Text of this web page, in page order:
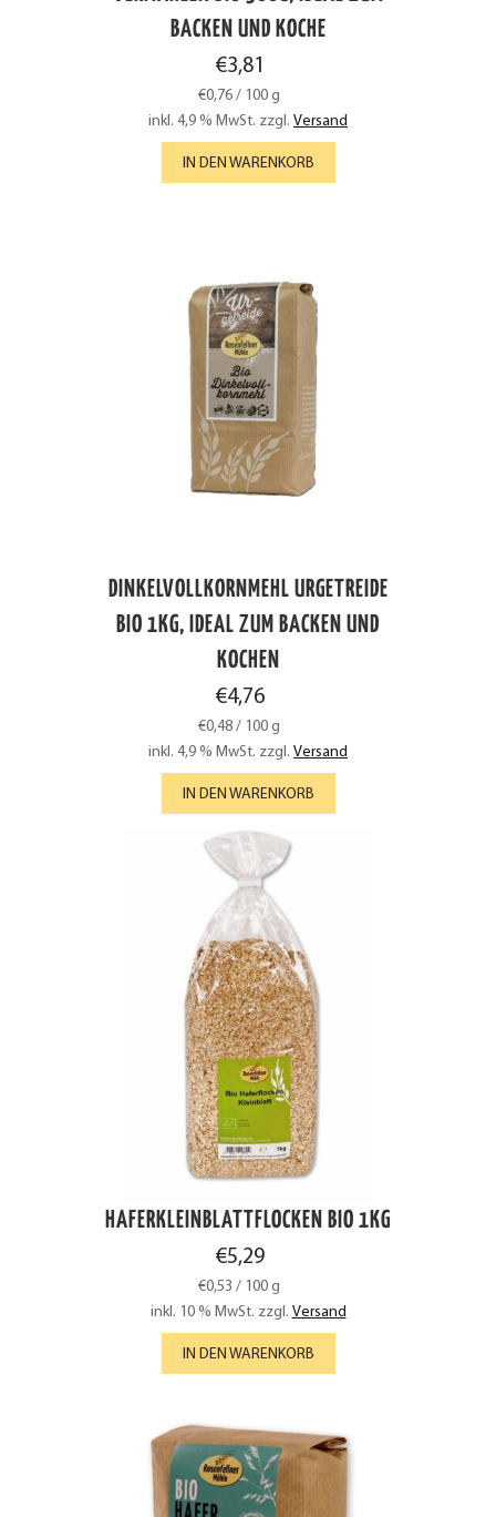
BACKEN UND KOCHE
€3,81
€0,76 / 100 g
inkl. 4,9 % MwSt. zzgl. Versand
IN DEN WARENKORB
DINKELVOLLKORNMEHL URGETREIDE
BIO 1KG, IDEAL ZUM BACKEN UND
KOCHEN
€4,76
€0,48 / 100 g
inkl. 4,9 % MwSt. zzgl. Versand
IN DEN WARENKORB
HAFERKLEINBLATTFLOCKEN BIO 1KG
€5,29
€0,53 / 100 g
inkl. 10 % MwSt. zzgl. Versand
IN DEN WARENKORB